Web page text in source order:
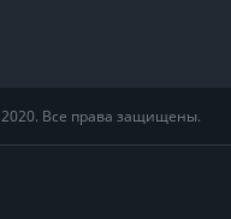
2020. Все права защищены.